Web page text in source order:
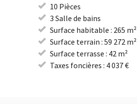
10 Pièces
3 Salle de bains
Surface habitable : 265 m²
Surface terrain : 59 272 m²
Surface terrasse : 42 m²
Taxes foncières : 4 037 €